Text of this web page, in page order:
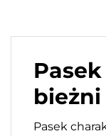
bieżni
Pasek